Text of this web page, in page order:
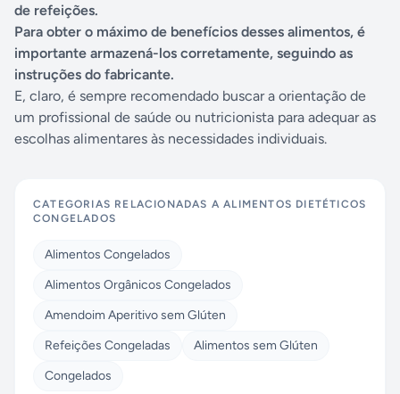
de refeições.
Para obter o máximo de benefícios desses alimentos, é
importante armazená-los corretamente, seguindo as
instruções do fabricante.
E, claro, é sempre recomendado buscar a orientação de
um profissional de saúde ou nutricionista para adequar as
escolhas alimentares às necessidades individuais.
CATEGORIAS RELACIONADAS AALIMENTOS DIETÉTICOS
CONGELADOS
Alimentos Congelados
Alimentos Orgânicos Congelados
Amendoim Aperitivo sem Glúten
Refeições Congeladas
Alimentos sem Glúten
Congelados